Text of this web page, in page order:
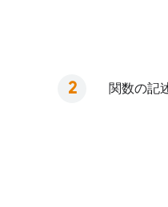
関数の記